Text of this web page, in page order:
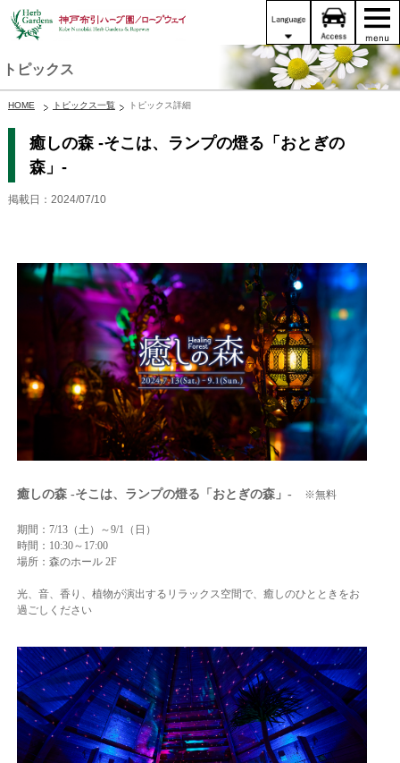
トピックス
HOME トピックス一覧 トピックス詳細
癒しの森 -そこは、ランプの燈る「おとぎの
森」-
掲載日：2024/07/10
癒しの森 -そこは、ランプの燈る「おとぎの森」- ※無料
期間：7/13（土）～9/1（日）
時間：10:30～17:00
場所：森のホール 2F
光、音、香り、植物が演出するリラックス空間で、癒しのひとときをお
過ごしください